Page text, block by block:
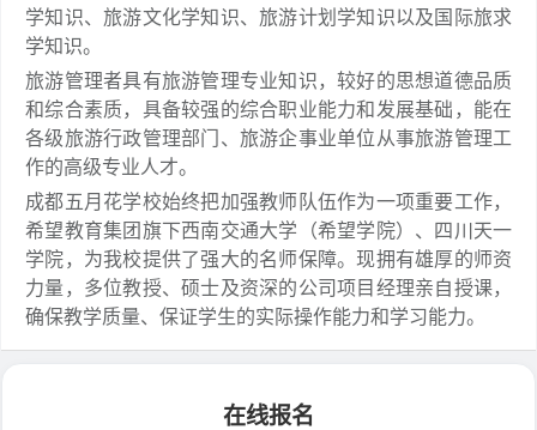
学知识、旅游文化学知识、旅游计划学知识以及国际旅求
学知识。
旅游管理者具有旅游管理专业知识，较好的思想道德品质
和综合素质，具备较强的综合职业能力和发展基础，能在
各级旅游行政管理部门、旅游企事业单位从事旅游管理工
作的高级专业人才。
成都五月花学校始终把加强教师队伍作为一项重要工作，
希望教育集团旗下西南交通大学（希望学院）、四川天一
学院，为我校提供了强大的名师保障。现拥有雄厚的师资
力量，多位教授、硕士及资深的公司项目经理亲自授课，
确保教学质量、保证学生的实际操作能力和学习能力。
在线报名